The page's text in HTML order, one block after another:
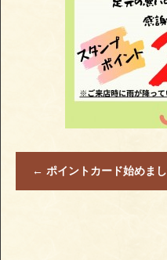
← ポイントカード始めま